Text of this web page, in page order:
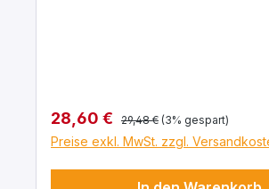
Verkaufspreis:
28,60 € Regulärer Preis:
29,48 € (3% gespart)
Preise exkl. MwSt. zzgl.